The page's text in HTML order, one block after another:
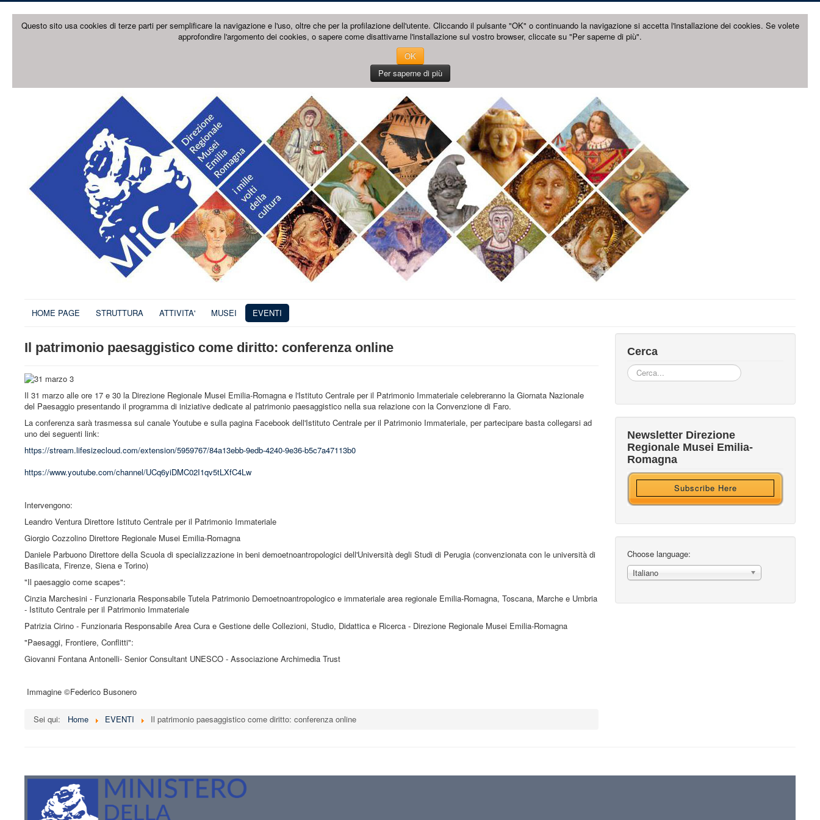
Questo sito usa cookies di terze parti per semplificare la navigazione e l'uso, oltre che per la profilazione dell'utente. Cliccando il pulsante "OK" o continuando la navigazione si accetta l'installazione dei cookies. Se volete
approfondire l'argomento dei cookies, o sapere come disattivarne l'installazione sul vostro browser, cliccate su "Per saperne di più".
OK
Per saperne di più
HOME PAGE STRUTTURA ATTIVITA' MUSEI EVENTI
Il patrimonio paesaggistico come diritto: conferenza online
Il 31 marzo alle ore 17 e 30 la Direzione Regionale Musei Emilia-Romagna e l'Istituto Centrale per il Patrimonio Immateriale celebreranno la Giornata Nazionale
del Paesaggio presentando il programma di iniziative dedicate al patrimonio paesaggistico nella sua relazione con la Convenzione di Faro.
La conferenza sarà trasmessa sul canale Youtube e sulla pagina Facebook dell'Istituto Centrale per il Patrimonio Immateriale, per partecipare basta collegarsi ad
uno dei seguenti link:
https://stream.lifesizecloud.com/extension/5959767/84a13ebb-9edb-4240-9e36-b5c7a47113b0
https://www.youtube.com/channel/UCq6yiDMC02I1qv5tLXfC4Lw
Intervengono:
Leandro Ventura Direttore Istituto Centrale per il Patrimonio Immateriale
Giorgio Cozzolino Direttore Regionale Musei Emilia-Romagna
Daniele Parbuono Direttore della Scuola di specializzazione in beni demoetnoantropologici dell'Università degli Studi di Perugia (convenzionata con le università di
Basilicata, Firenze, Siena e Torino)
"Il paesaggio come scapes":
Cinzia Marchesini - Funzionaria Responsabile Tutela Patrimonio Demoetnoantropologico e immateriale area regionale Emilia-Romagna, Toscana, Marche e Umbria
- Istituto Centrale per il Patrimonio Immateriale
Patrizia Cirino - Funzionaria Responsabile Area Cura e Gestione delle Collezioni, Studio, Didattica e Ricerca - Direzione Regionale Musei Emilia-Romagna
"Paesaggi, Frontiere, Conflitti":
Giovanni Fontana Antonelli- Senior Consultant UNESCO - Associazione Archimedia Trust
Immagine ©Federico Busonero
Sei qui: Home EVENTI Il patrimonio paesaggistico come diritto: conferenza online
Cerca
Cerca...
Newsletter Direzione
Regionale Musei Emilia-
Romagna
Subscribe Here
Iscriviti alla nostra newsletter
Ricevi HTML?
Choose language:
Italiano